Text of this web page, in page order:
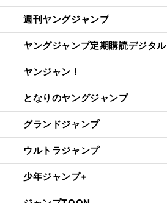
週刊ヤングジャンプ
ヤングジャンプ定期購読デジタル
ヤンジャン！
となりのヤングジャンプ
グランドジャンプ
ウルトラジャンプ
少年ジャンプ+